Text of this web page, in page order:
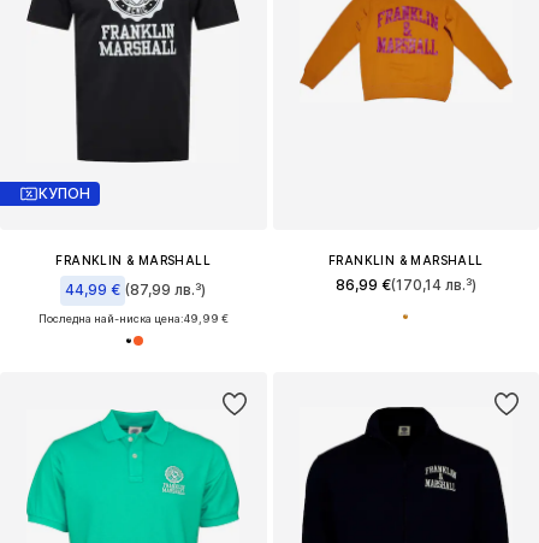
КУПОН
FRANKLIN & MARSHALL
44,99 € (87,99 лв.³)
Последна най-ниска цена:49,99 €
FRANKLIN & MARSHALL
86,99 €(170,14 лв.³)